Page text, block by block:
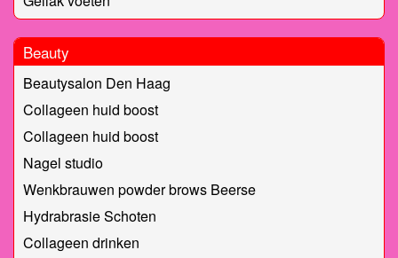
Beauty
Beautysalon Den Haag
Collageen huid boost
Collageen huid boost
Nagel studio
Wenkbrauwen powder brows Beerse
Hydrabrasie Schoten
Collageen drinken